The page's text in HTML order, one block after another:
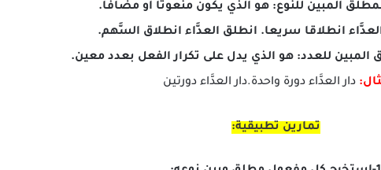
هو الذي يكون منعوتا أو مضافا.
انطلاقا سريعا. انطلق العدَّاء انطلاق السَّهم.
هو الذي يدل على تكرار الفعل بعدد معين.
دار العدَّاء دورة واحدة.دار العدَّاء دورتين
تمارين تطبيقية: